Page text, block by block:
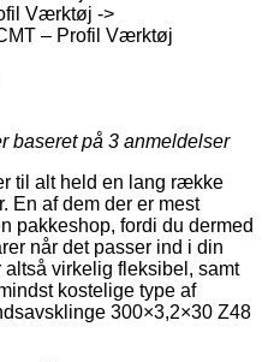
Værktøj ->
– Profil Værktøj
baseret på 3 anmeldelser
til alt held en lang række
En af dem der er mest
pakkeshop, fordi du dermed
når det passer ind i din
altså virkelig fleksibel, samt
kostelige type af
300×3,2×30 Z48